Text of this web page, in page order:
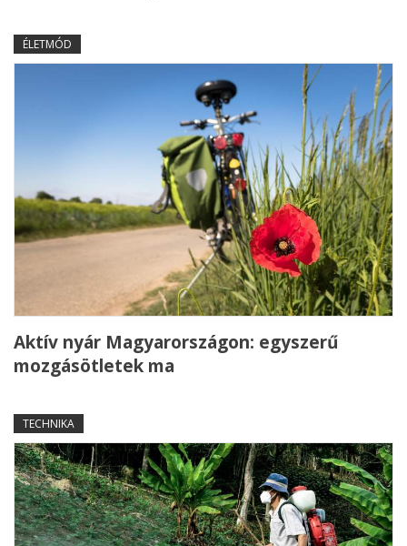
ÉLETMÓD
Aktív nyár Magyarországon: egyszerű
mozgásötletek ma
TECHNIKA